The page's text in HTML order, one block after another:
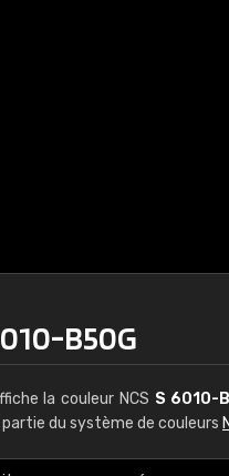
B50G
la couleur NCS S 6010-
du système de couleurs